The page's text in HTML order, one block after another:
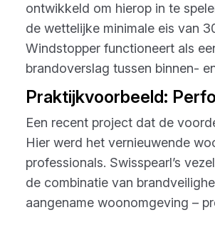
ontwikkeld om hierop in te
de wettelijke minimale eis van
Windstopper functioneert als
brandoverslag tussen binnen-
Praktijkvoorbeeld:
Een recent project dat de
Hier werd het vernieuwende
professionals. Swisspearl’s
de combinatie van
aangename woonomgeving –